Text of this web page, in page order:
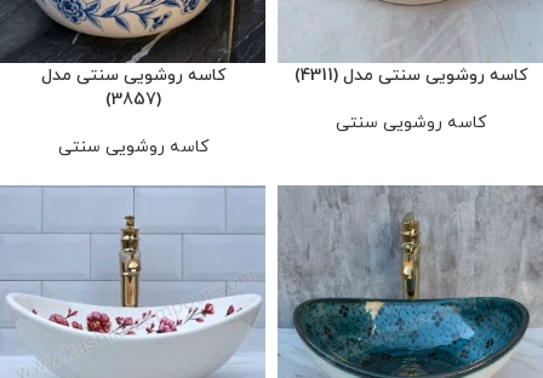
کاسه روشویی سنتی مدل (4311)
کاسه روشویی سنتی
کاسه روشویی سنتی مدل
(3857)
کاسه روشویی سنتی